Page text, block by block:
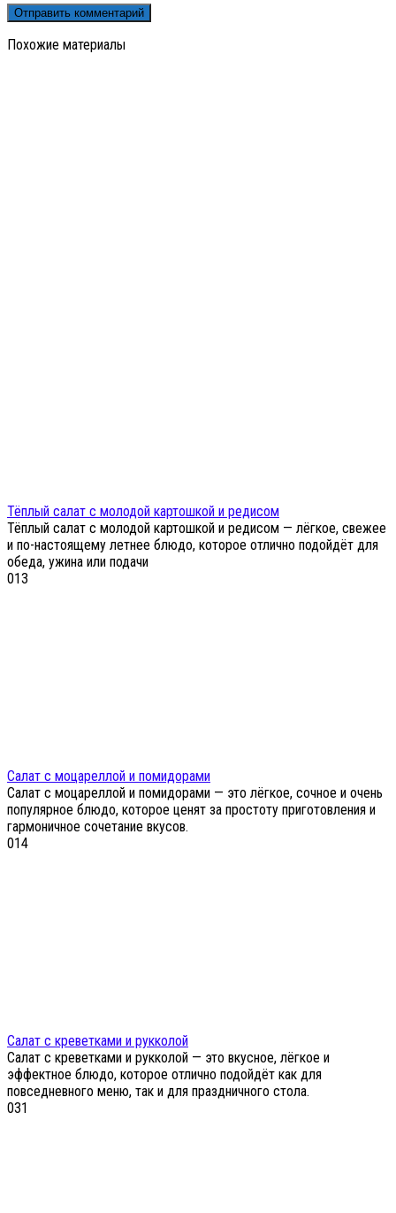
Похожие материалы
Тёплый салат с молодой картошкой и редисом
Тёплый салат с молодой картошкой и редисом — лёгкое, свежее
и по-настоящему летнее блюдо, которое отлично подойдёт для
обеда, ужина или подачи
013
Салат с моцареллой и помидорами
Салат с моцареллой и помидорами — это лёгкое, сочное и очень
популярное блюдо, которое ценят за простоту приготовления и
гармоничное сочетание вкусов.
014
Салат с креветками и рукколой
Салат с креветками и рукколой — это вкусное, лёгкое и
эффектное блюдо, которое отлично подойдёт как для
повседневного меню, так и для праздничного стола.
031